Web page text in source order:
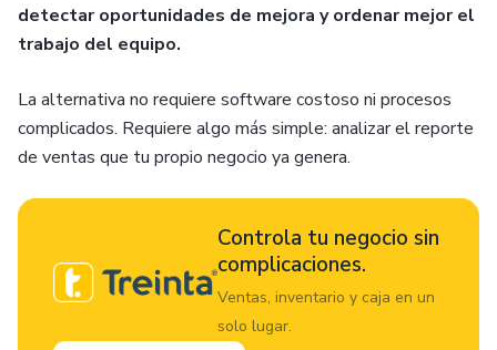
detectar oportunidades de mejora y ordenar mejor el
trabajo del equipo.
La alternativa no requiere software costoso ni procesos
complicados. Requiere algo más simple: analizar el reporte
de ventas que tu propio negocio ya genera.
Controla tu negocio sin
complicaciones.
Ventas, inventario y caja en un
solo lugar.